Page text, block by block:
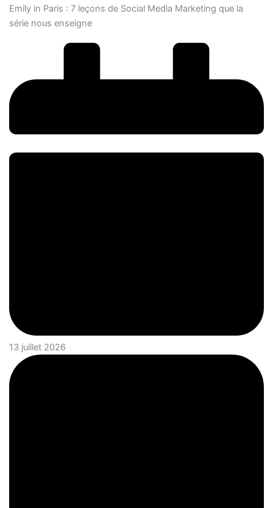
Emily in Paris : 7 leçons de Social Media Marketing que la
série nous enseigne
13 juillet 2026